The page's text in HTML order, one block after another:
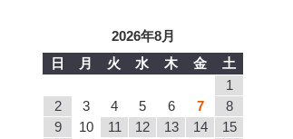
2026年8月
日
月 火 水 木 金
土
1
2
3 4 5 6 7
8
9
10 11 12 13 14
15